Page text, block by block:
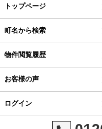
トップページ
町名から検索
物件閲覧履歴
お客様の声
ログイン